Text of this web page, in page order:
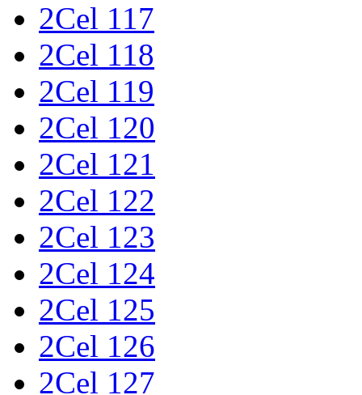
2Cel 117
2Cel 118
2Cel 119
2Cel 120
2Cel 121
2Cel 122
2Cel 123
2Cel 124
2Cel 125
2Cel 126
2Cel 127